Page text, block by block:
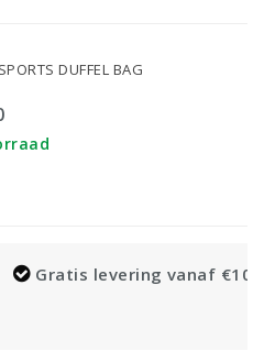
DUFFEL BAG
vanaf €100,-